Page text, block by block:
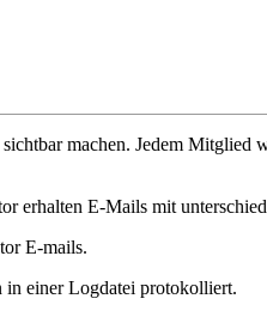
machen. Jedem Mitglied
erhalten E-Mails mit
E-mails.
in einer Logdatei protokolliert.